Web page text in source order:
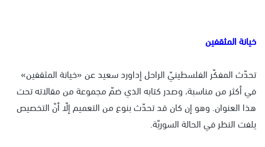
خيانة المثقفين
تحدّث المفكّر الفلسطينيّ الراحل إداورد سعيد عن «خيانة المثقفين»
في أكثر من مناسبة، وصدر كتابه الذي ضمّ مجموعة من مقالاته تحت
هذا العنوان. وهو إن كان قد تحدّث بنوع من التعميم إلّا أنّ التخصيص
يلفت النظر في الحالة السوريّة.